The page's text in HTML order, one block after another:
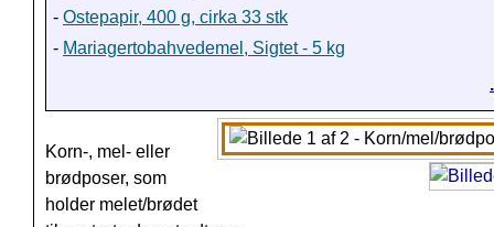
- Ostepapir, 400 g, cirka 33 stk
- Mariagertobahvedemel, Sigtet - 5 kg
Korn-, mel- eller
brødposer, som
holder melet/brødet